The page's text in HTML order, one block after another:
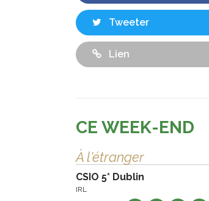
Tweeter
Lien
CE WEEK-END
À l'étranger
CSIO 5* Dublin
IRL